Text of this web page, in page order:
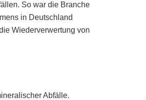
So war die Branche
in Deutschland
Wiederverwertung von
Abfälle.